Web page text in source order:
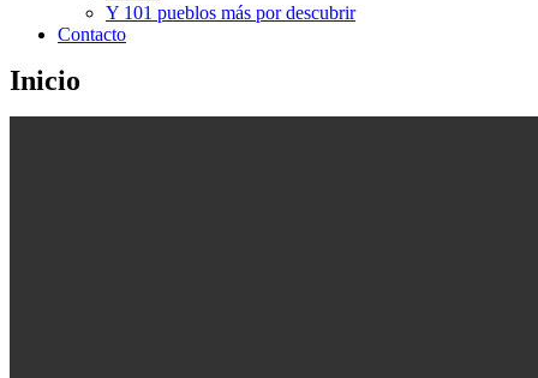
Y 101 pueblos más por descubrir
Contacto
Inicio